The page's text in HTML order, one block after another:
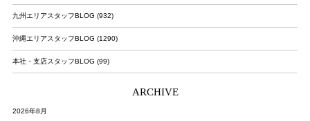
九州エリアスタッフBLOG (932)
沖縄エリアスタッフBLOG (1290)
本社・支店スタッフBLOG (99)
ARCHIVE
2026年8月